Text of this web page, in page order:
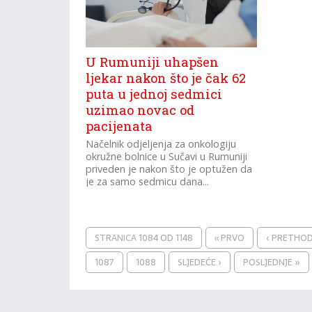
U Rumuniji uhapšen
ljekar nakon što je čak 62
puta u jednoj sedmici
uzimao novac od
pacijenata
Načelnik odjeljenja za onkologiju
okružne bolnice u Sučavi u Rumuniji
priveden je nakon što je optužen da
je za samo sedmicu dana...
STRANICA 1084 OD 1148 « PRVO ‹
1087
1088 SLJEDEĆE › POSLJEDNJE »